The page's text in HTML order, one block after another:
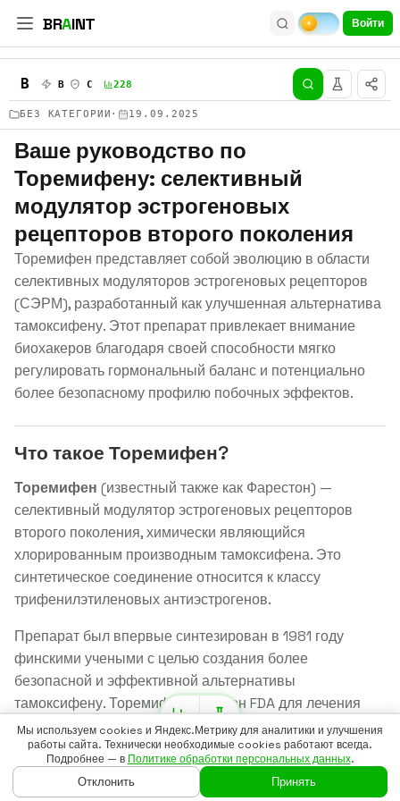
BRAINT Войти
B B C 228
БЕЗ КАТЕГОРИИ · 19.09.2025
Ваше руководство по
Торемифену: селективный
модулятор эстрогеновых
рецепторов второго поколения
Торемифен представляет собой эволюцию в области
селективных модуляторов эстрогеновых рецепторов
(СЭРМ), разработанный как улучшенная альтернатива
тамоксифену. Этот препарат привлекает внимание
биохакеров благодаря своей способности мягко
регулировать гормональный баланс и потенциально
более безопасному профилю побочных эффектов.
Что такое Торемифен?
Торемифен (известный также как Фарестон) —
селективный модулятор эстрогеновых рецепторов
второго поколения, химически являющийся
хлорированным производным тамоксифена. Это
синтетическое соединение относится к классу
трифенилэтиленовых антиэстрогенов.
Препарат был впервые синтезирован в 1981 году
финскими учеными с целью создания более
безопасной и эффективной альтернативы
тамоксифену. Торемифен одобрен FDA для лечения
метастатического рака молочной железы у
постменопаузальных женщин, но в сообществе
биохакеров изучается для других применений.
Мы используем cookies и Яндекс.Метрику для аналитики и улучшения
работы сайта. Технически необходимые cookies работают всегда.
Подробнее — в Политике обработки персональных данных.
Отклонить Принять
ГЛАВНАЯ ГАЙДЫ БАДСКАН